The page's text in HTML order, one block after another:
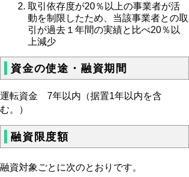
取引依存度が20％以上の事業者が活
動を制限したため、当該事業者との取
引が過去１年間の実績と比べ20％以
上減少
資金の使途・融資期間
運転資金 7年以内（据置1年以内を含
む。）
融資限度額
融資対象ごとに次のとおりです。